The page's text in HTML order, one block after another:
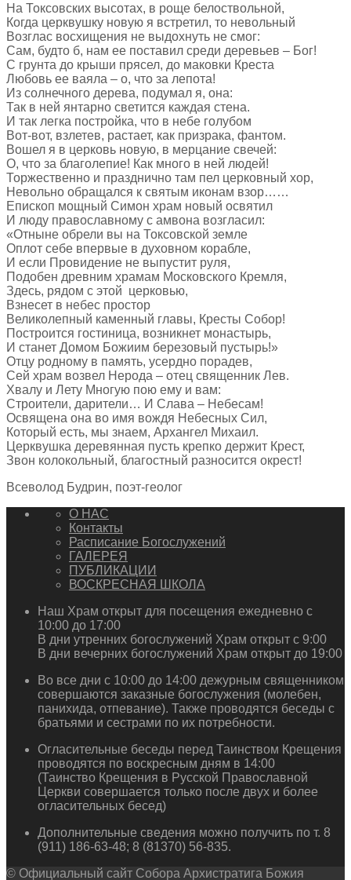
На Токсовских высотах, в роще белоствольной,
Когда церквушку новую я встретил, то невольный
Возглас восхищения не выдохнуть не смог:
Сам, будто б, нам ее поставил среди деревьев – Бог!
С грунта до крыши прясел, до маковки Креста
Любовь ее ваяла – о, что за лепота!
Из солнечного дерева, подумал я, она:
Так в ней янтарно светится каждая стена.
И так легка постройка, что в небе голубом
Вот-вот, взлетев, растает, как призрака, фантом.
Вошел я в церковь новую, в мерцание свечей:
О, что за благолепие! Как много в ней людей!
Торжественно и празднично там пел церковный хор,
Невольно обращался к святым иконам взор……
Епископ мощный Симон храм новый освятил
И люду православному с амвона возгласил:
«Отныне обрели вы на Токсовской земле
Оплот себе впервые в духовном корабле,
И если Провидение не выпустит руля,
Подобен древним храмам Московского Кремля,
Здесь, рядом с этой церковью,
Взнесет в небес простор
Великолепный каменный главы, Кресты Собор!
Построится гостиница, возникнет монастырь,
И станет Домом Божиим березовый пустырь!»
Отцу родному в память, усердно порадев,
Сей храм возвел Нерода – отец священник Лев.
Хвалу и Лету Многую пою ему и вам:
Строители, дарители… И Слава – Небесам!
Освящена она во имя вождя Небесных Сил,
Который есть, мы знаем, Архангел Михаил.
Церквушка деревянная пусть крепко держит Крест,
Звон колокольный, благостный разносится окрест!
Всеволод Будрин, поэт-геолог
О НАС
Контакты
Расписание Богослужений
ГАЛЕРЕЯ
ПУБЛИКАЦИИ
ВОСКРЕСНАЯ ШКОЛА
Наш Храм открыт для посещения ежедневно с
10:00 до 17:00
В дни утренних богослужений Храм открыт с 9:00
В дни вечерних богослужений Храм открыт до 19:00
Во все дни с 10:00 до 14:00 дежурным священником
совершаются заказные богослужения (молебен,
панихида, отпевание). Также проводятся беседы с
братьями и сестрами по их потребности.
Огласительные беседы перед Таинством Крещения
проводятся по воскресным дням в 14:00
(Таинство Крещения в Русской Православной
Церкви совершается только после двух и более
огласительных бесед)
Дополнительные сведения можно получить по т. 8
(911) 186-63-48; 8 (81370) 56-835.
© Официальный сайт Собора Архистратига Божия